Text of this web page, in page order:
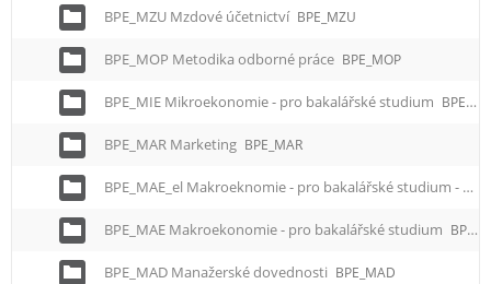
BPE_MZU Mzdové účetnictví BPE_MZU
BPE_MOP Metodika odborné práce BPE_MOP
BPE_MIE Mikroekonomie - pro bakalářské studium BPE_MIE
BPE_MAR Marketing BPE_MAR
BPE_MAE_el Makroeknomie - pro bakalářské studium - e-learning
BPE_MAE Makroekonomie - pro bakalářské studium BPE_MAE
BPE_MAD Manažerské dovednosti BPE_MAD